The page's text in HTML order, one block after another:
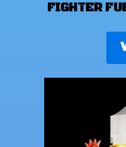
FIGHTER